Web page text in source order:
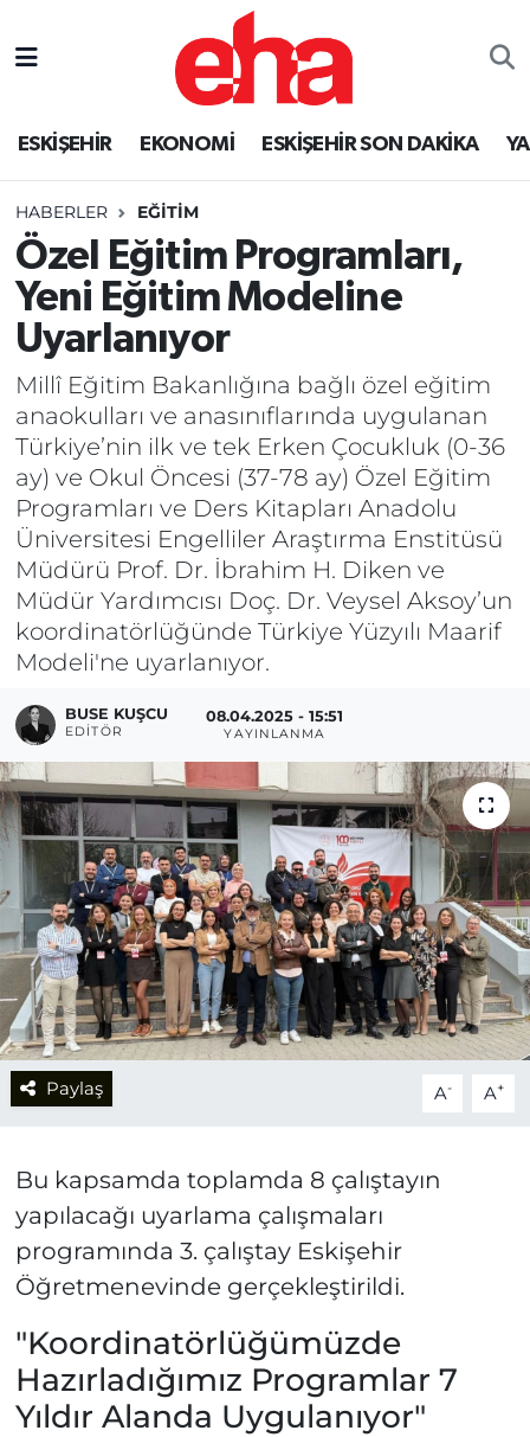
ESKİŞEHİR EKONOMİ ESKİŞEHİR SON DAKİKA
HABERLER EĞİTİM
Özel Eğitim Programları,
Yeni Eğitim Modeline
Uyarlanıyor
Millî Eğitim Bakanlığına bağlı özel eğitim
anaokulları ve anasınıflarında uygulanan
Türkiye’nin ilk ve tek Erken Çocukluk (0-36
ay) ve Okul Öncesi (37-78 ay) Özel Eğitim
Programları ve Ders Kitapları Anadolu
Üniversitesi Engelliler Araştırma Enstitüsü
Müdürü Prof. Dr. İbrahim H. Diken ve
Müdür Yardımcısı Doç. Dr. Veysel Aksoy’un
koordinatörlüğünde Türkiye Yüzyılı Maarif
Modeli'ne uyarlanıyor.
BUSE KUŞCU
EDITÖR
08.04.2025 - 15:51
YAYINLANMA
Paylaş A- A+
Bu kapsamda toplamda 8 çalıştayın
yapılacağı uyarlama çalışmaları
programında 3. çalıştay Eskişehir
Öğretmenevinde gerçekleştirildi.
"Koordinatörlüğümüzde
Hazırladığımız Programlar 7
Yıldır Alanda Uygulanıyor"